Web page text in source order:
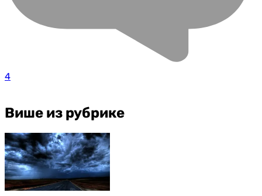
4
Више из рубрике